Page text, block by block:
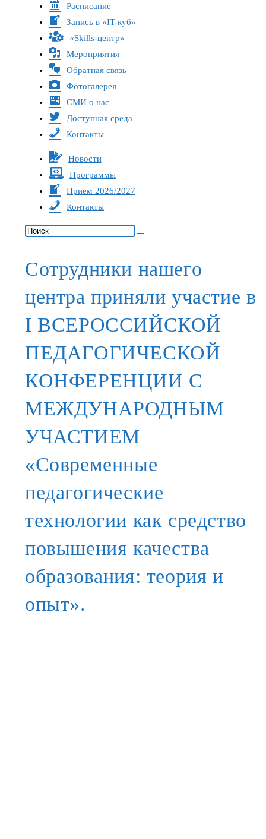
меню
Расписание
Запись в «IT-куб»
«Skills-центр»
Мероприятия
Обратная связь
Фотогалерея
СМИ о нас
Доступная среда
Контакты
Новости
Программы
Прием 2026/2027
Контакты
Сотрудники нашего
центра приняли участие в
I ВСЕРОССИЙСКОЙ
ПЕДАГОГИЧЕСКОЙ
КОНФЕРЕНЦИИ С
МЕЖДУНАРОДНЫМ
УЧАСТИЕМ
«Современные
педагогические
технологии как средство
повышения качества
образования: теория и
опыт».